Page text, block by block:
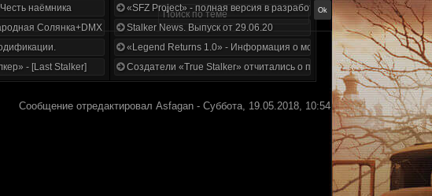
наёмника
Солянка+DMX 1.3.5.ООП.МА.К.
- [Last Stalker]
«SFZ Project» - полная версия в разработке!
Stalker News. Выпуск от 29.06.20
«Legend Returns 1.0» - Информация о моде за июнь 2020
Создатели «True Stalker» отчитались о проделанной работе
Сообщение отредактировал Asfagan - Суббота, 19.05.2018, 10:54